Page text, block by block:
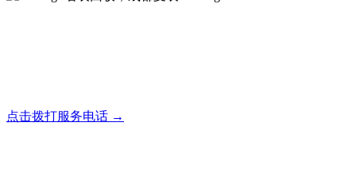
点击拨打服务电话 →